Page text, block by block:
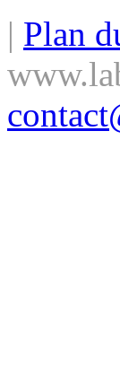
| Plan